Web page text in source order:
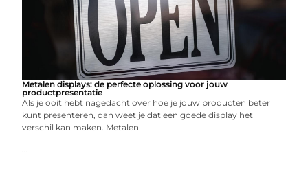
Metalen displays: de perfecte oplossing voor jouw
productpresentatie
Als je ooit hebt nagedacht over hoe je jouw producten beter
kunt presenteren, dan weet je dat een goede display het
verschil kan maken. Metalen
...